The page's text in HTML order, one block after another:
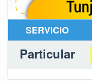
SERVICIO
Particular